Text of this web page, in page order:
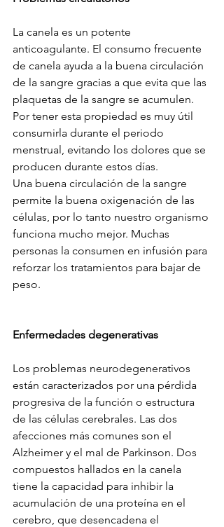
La canela es un potente
anticoagulante. El consumo frecuente
de canela ayuda a la buena circulación
de la sangre gracias a que evita que las
plaquetas de la sangre se acumulen.
Por tener esta propiedad es muy útil
consumirla durante el periodo
menstrual, evitando los dolores que se
producen durante estos días.
Una buena circulación de la sangre
permite la buena oxigenación de las
células, por lo tanto nuestro organismo
funciona mucho mejor. Muchas
personas la consumen en infusión para
reforzar los tratamientos para bajar de
peso.
Enfermedades degenerativas
Los problemas neurodegenerativos
están caracterizados por una pérdida
progresiva de la función o estructura
de las células cerebrales. Las dos
afecciones más comunes son el
Alzheimer y el mal de Parkinson. Dos
compuestos hallados en la canela
tiene la capacidad para inhibir la
acumulación de una proteína en el
cerebro, que desencadena el